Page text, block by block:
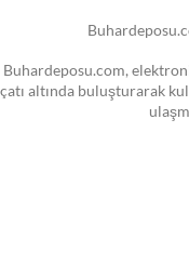
Buhardeposu.com,
çatı altında buluşturarak